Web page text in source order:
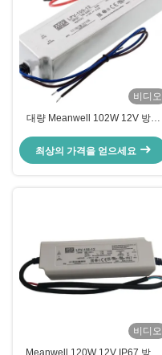
비디오
대량 Meanwell 102W 12V 방수
LED 드라이버
최상의 가격을 얻으세요
비디오
Meanwell 120W 12V IP67 방수